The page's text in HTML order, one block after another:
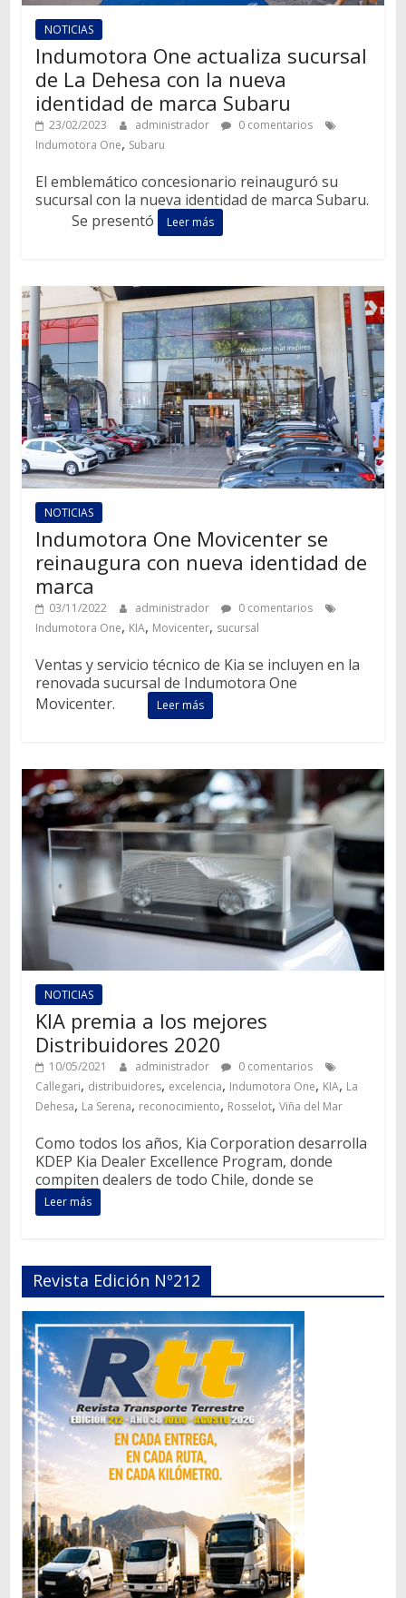
NOTICIAS
Indumotora One actualiza sucursal
de La Dehesa con la nueva
identidad de marca Subaru
23/02/2023 administrador
0 comentarios
Indumotora One, Subaru
El emblemático concesionario reinauguró su
sucursal con la nueva identidad de marca Subaru.
Se presentó
Leer más
NOTICIAS
Indumotora One Movicenter se
reinaugura con nueva identidad de
marca
03/11/2022 administrador
0 comentarios
Indumotora One, KIA, Movicenter, sucursal
Ventas y servicio técnico de Kia se incluyen en la
renovada sucursal de Indumotora One
Movicenter.
Leer más
NOTICIAS
KIA premia a los mejores
Distribuidores 2020
10/05/2021 administrador
0 comentarios
Callegari, distribuidores, excelencia, Indumotora One, KIA, La
Dehesa, La Serena, reconocimiento, Rosselot, Viña del Mar
Como todos los años, Kia Corporation desarrolla
KDEP Kia Dealer Excellence Program, donde
compiten dealers de todo Chile, donde se
Leer más
Revista Edición Nº212